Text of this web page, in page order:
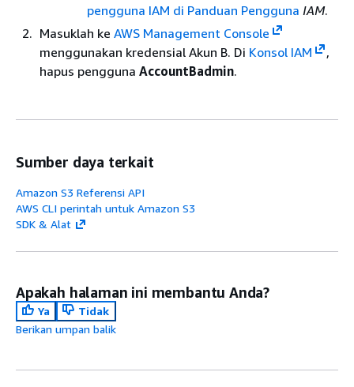
pengguna IAM di Panduan Pengguna IAM.
Masuklah ke AWS Management Console
menggunakan kredensial Akun B. Di Konsol IAM
,
hapus pengguna AccountBadmin.
Sumber daya terkait
Amazon S3 Referensi API
AWS CLI perintah untuk Amazon S3
SDK & Alat
Apakah halaman ini membantu Anda?
Ya
Tidak
Berikan umpan balik